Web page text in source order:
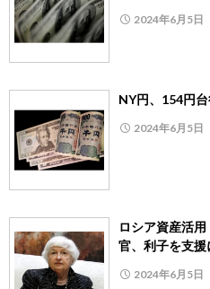
2024年6月5日
NY円、154円
2024年6月5日
ロシア資産活
官、利子を支援
2024年6月5日